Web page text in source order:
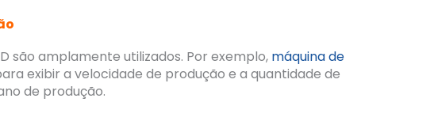
são amplamente utilizados. Por exemplo, máquina de
exibir a velocidade de produção e a quantidade de
de produção.